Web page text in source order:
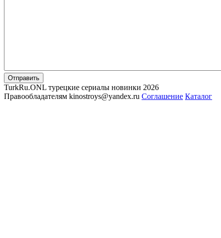
Отправить
TurkRu.ONL турецкие сериалы новинки 2026
Правообладателям kinostroys@yandex.ru Соглашение Каталог